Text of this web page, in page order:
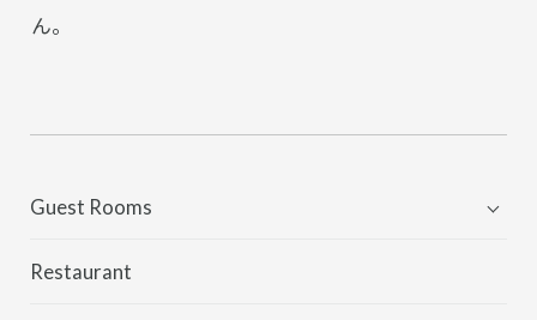
ん。
Guest Rooms
Guest Rooms
Restaurant